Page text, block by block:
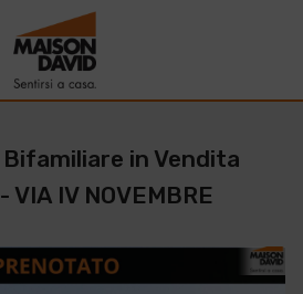
in Vendita
VIA IV NOVEMBRE